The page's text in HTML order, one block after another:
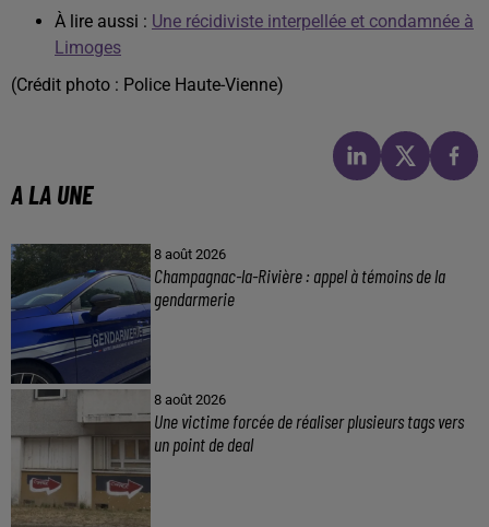
À lire aussi : Une récidiviste interpellée et condamnée à
Limoges
(Crédit photo : Police Haute-Vienne)
A LA UNE
8 août 2026
Champagnac-la-Rivière : appel à témoins de la
gendarmerie
8 août 2026
Une victime forcée de réaliser plusieurs tags vers
un point de deal